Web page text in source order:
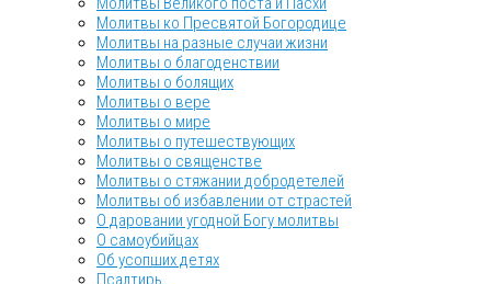
Молитвы ко Пресвятой Богородице
Молитвы на разные случаи жизни
Молитвы о благоденствии
Молитвы о болящих
Молитвы о вере
Молитвы о мире
Молитвы о путешествующих
Молитвы о священстве
Молитвы о стяжании добродетелей
Молитвы об избавлении от страстей
О даровании угодной Богу молитвы
О самоубийцах
Об усопших детях
Псалтирь